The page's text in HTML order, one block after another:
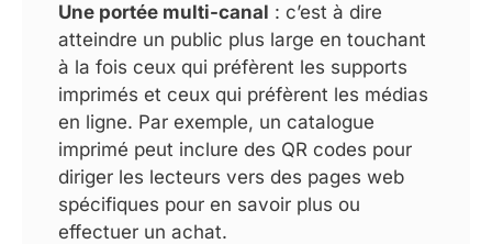
Une portée multi-canal : c’est à dire
atteindre un public plus large en touchant
à la fois ceux qui préfèrent les supports
imprimés et ceux qui préfèrent les médias
en ligne. Par exemple, un catalogue
imprimé peut inclure des QR codes pour
diriger les lecteurs vers des pages web
spécifiques pour en savoir plus ou
effectuer un achat.